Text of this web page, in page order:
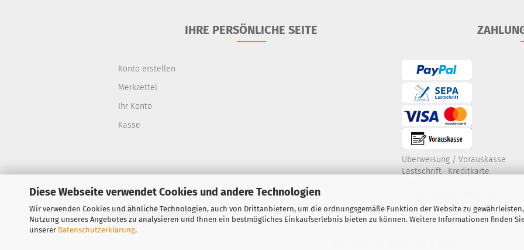
Diese Webseite verwendet Cookies und andere Technologien
Wir verwenden Cookies und ähnliche Technologien, auch von Drittanbietern, um die ordnungsgemäße Funktion der Website zu
Nutzung unseres Angebotes zu analysieren und Ihnen ein bestmögliches Einkaufserlebnis bieten zu können. Weitere Informationen finden
unserer Datenschutzerklärung.
IHRE PERSÖNLICHE SEITE
Konto erstellen
Merkzettel
Ihr Konto
Kasse
Überweisung / Vorauskasse
Lastschrift · Kreditkarte
Vertrag widerrufen